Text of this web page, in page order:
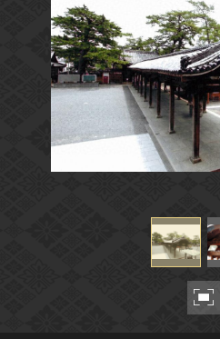
作品一覧
カテゴリで見る
世界遺産と無形文化遺産
全国の美術館・博物館